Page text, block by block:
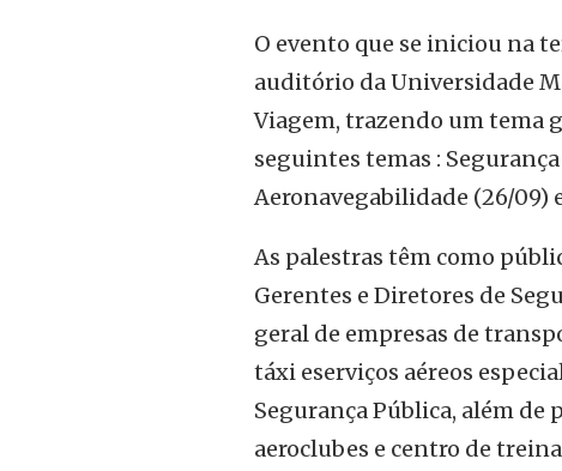
O evento que se iniciou na
auditório da Universidade
Viagem, trazendo um tema
seguintes temas :
Aeronavegabilidade (26/09)
As palestras têm como
Gerentes e Diretores de
geral de empresas de
táxi eserviços aéreos
Segurança Pública, além de
aeroclubes e centro de